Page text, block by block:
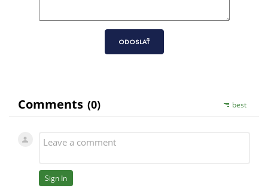
ODOSLAŤ